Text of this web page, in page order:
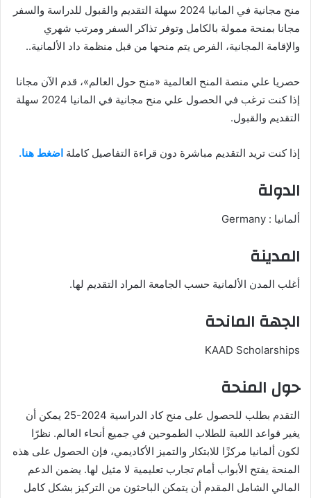
منح مجانية في المانيا 2024 سهلة التقديم والقبول للدراسة والسفر
مجانا بمنحة ممولة بالكامل وتوفر تذاكر السفر ومرتب شهري
والإقامة المجانية، الفرص يتم منحها من قبل منظمة داد الألمانية..
حصريا علي منصة المنح العالمية «منح حول العالم»، قدم الآن مجانا
إذا كنت ترغب في الحصول علي منح مجانية في المانيا 2024 سهلة
التقديم والقبول.
إذا كنت تريد التقديم مباشرة دون قراءة التفاصيل كاملة اضغط هنا.
الدولة
ألمانيا : Germany
المدينة
أغلب المدن الألمانية حسب الجامعة المراد التقديم لها.
الجهة المانحة
KAAD Scholarships
حول المنحة
التقدم بطلب للحصول على منح كاد الدراسية 2024-25 يمكن أن
يغير قواعد اللعبة للطلاب الطموحين في جميع أنحاء العالم. نظرًا
لكون ألمانيا مركزًا للابتكار والتميز الأكاديمي، فإن الحصول على هذه
المنحة يفتح الأبواب أمام تجارب تعليمية لا مثيل لها. يضمن الدعم
المالي الشامل المقدم أن يتمكن الباحثون من التركيز بشكل كامل